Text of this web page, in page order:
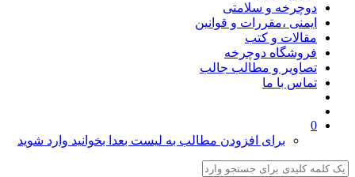
دوچرخه و سلامتی
ایمنی ،مقررات و قوانین
مقالات و کتب
فروشگاه دوچرخه
تصاویر و مطالب جالب
تماس با ما
0
برای افزودن مطالب به لیست بعدا بخوانید وارد شوید